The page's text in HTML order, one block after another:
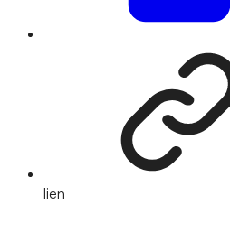
lien